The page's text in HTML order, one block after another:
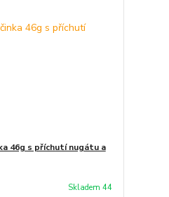
46g s příchutí nugátu a
Skladem 44